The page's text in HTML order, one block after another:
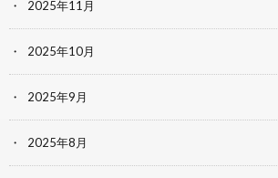
2025年11月
2025年10月
2025年9月
2025年8月